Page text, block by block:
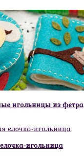
игольницы из фетра
игольница